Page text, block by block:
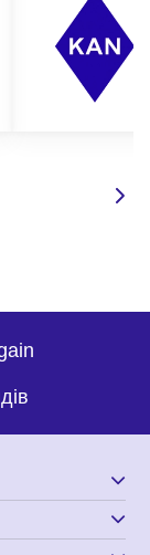
оптимальну